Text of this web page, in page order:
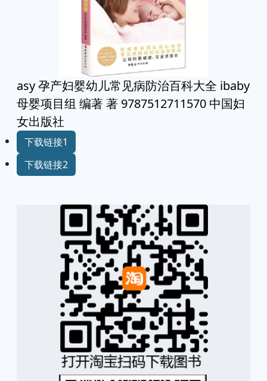
asy 孕产妇婴幼儿常见病防治百科大全 ibaby
母婴项目组 编著 著 9787512711570 中国妇
女出版社
下载链接1
下载链接2